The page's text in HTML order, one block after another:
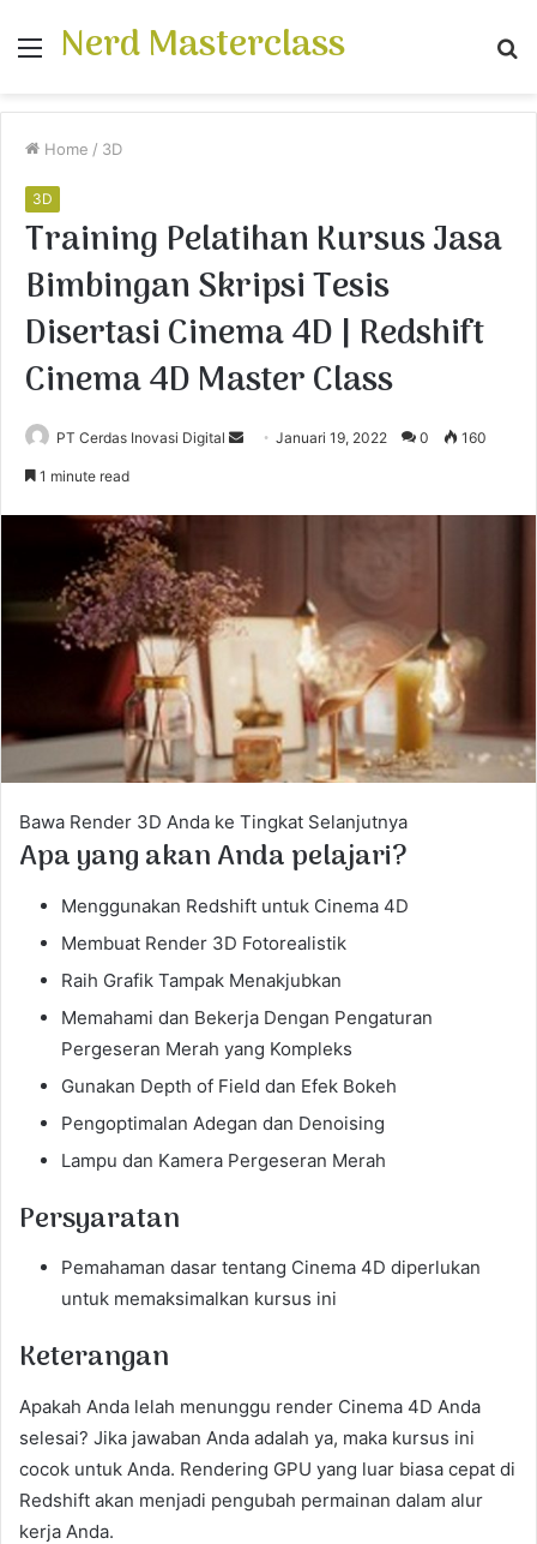
Menu
Nerd Masterclass
Home / 3D
3D
Training Pelatihan Kursus Jasa
Bimbingan Skripsi Tesis
Disertasi Cinema 4D | Redshift
Cinema 4D Master Class
PT Cerdas Inovasi Digital
n
e
m
l
Januari 19, 2022 0 160
1 minute read
Bawa Render 3D Anda ke Tingkat Selanjutnya
Apa yang akan Anda pelajari?
Menggunakan Redshift untuk Cinema 4D
Membuat Render 3D Fotorealistik
Raih Grafik Tampak Menakjubkan
Memahami dan Bekerja Dengan Pengaturan
Pergeseran Merah yang Kompleks
Gunakan Depth of Field dan Efek Bokeh
Pengoptimalan Adegan dan Denoising
Lampu dan Kamera Pergeseran Merah
Persyaratan
Pemahaman dasar tentang Cinema 4D diperlukan
untuk memaksimalkan kursus ini
Keterangan
Apakah Anda lelah menunggu render Cinema 4D Anda
selesai? Jika jawaban Anda adalah ya, maka kursus ini
cocok untuk Anda. Rendering GPU yang luar biasa cepat di
Redshift akan menjadi pengubah permainan dalam alur
kerja Anda.